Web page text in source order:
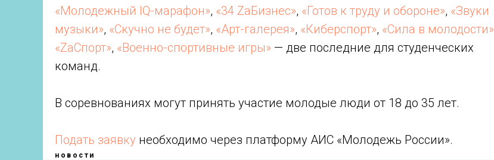
«Молодежный IQ-марафон», «34 ZaБизнес», «Готов к труду и обороне», «Звуки
музыки», «Скучно не будет», «Арт-галерея», «Киберспорт», «Сила в молодости»
«ZaСпорт», «Военно-спортивные игры» — две последние для студенческих
команд.
В соревнованиях могут принять участие молодые люди от 18 до 35 лет.
Подать заявку необходимо через платформу АИС «Молодежь России».
новости